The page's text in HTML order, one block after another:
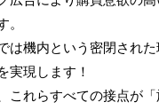
。
は機内という密閉され
実現します！
これらすべての接点が